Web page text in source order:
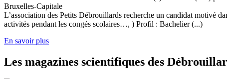
Bruxelles-Capitale
L’association des Petits Débrouillards recherche un candidat motivé
activités pendant les congés scolaires…, ) Profil : Bachelier (...)
En savoir plus
Les magazines scientifiques des